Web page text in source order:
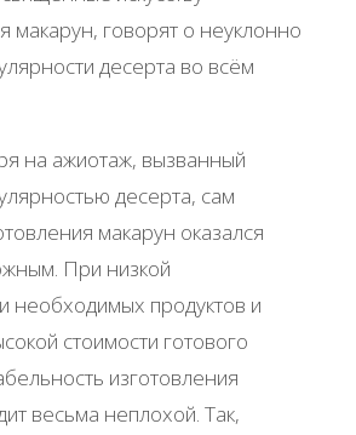
макарун, говорят о неуклонно
десерта во всём
на ажиотаж, вызванный
десерта, сам
макарун оказался
При низкой
необходимых продуктов и
стоимости готового
изготовления
весьма неплохой. Так,